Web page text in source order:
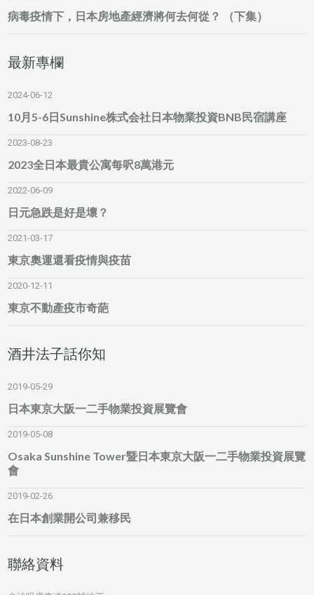
病毒疫情下，日本房地產經濟將何去何從？ （下集）
最新專欄
2024-06-12
10月5-6日Sunshine株式会社日本物業投資BNB民宿講座
2023-08-23
2023全日本最貴公寓每呎8萬港元
2022-06-09
日元急跌是好是壞？
2021-03-17
東京奧運還看疫情與疫苗
2020-12-11
東京不動產疫市奇葩
酒井法子話你知
2019-05-29
日本東京大阪一二手物業投資展覽會
2019-05-08
Osaka Sunshine Tower暨日本東京大阪一二手物業投資展覽
會
2019-02-26
在日本創業開公司兼移民
聯絡資料